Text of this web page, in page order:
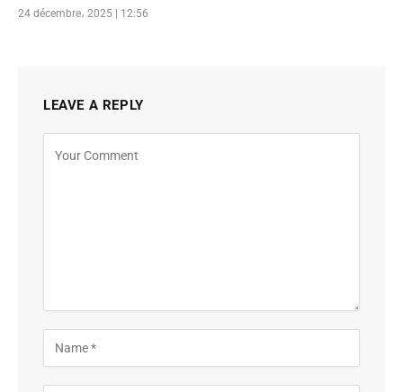
24 décembre، 2025 | 12:56
LEAVE A REPLY